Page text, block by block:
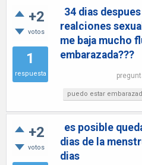
+2
votos
1
respuesta
34 dias
realciones
me baja mucho
embarazada???
puedo estar
+2
votos
es posible
dias de la
dias